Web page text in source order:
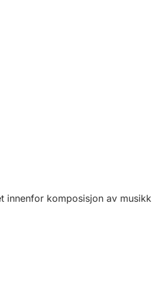
innenfor komposisjon av musikk